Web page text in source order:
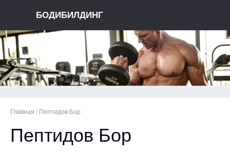
БОДИБИЛДИНГ
Главная / Пептидов Бор
Пептидов Бор